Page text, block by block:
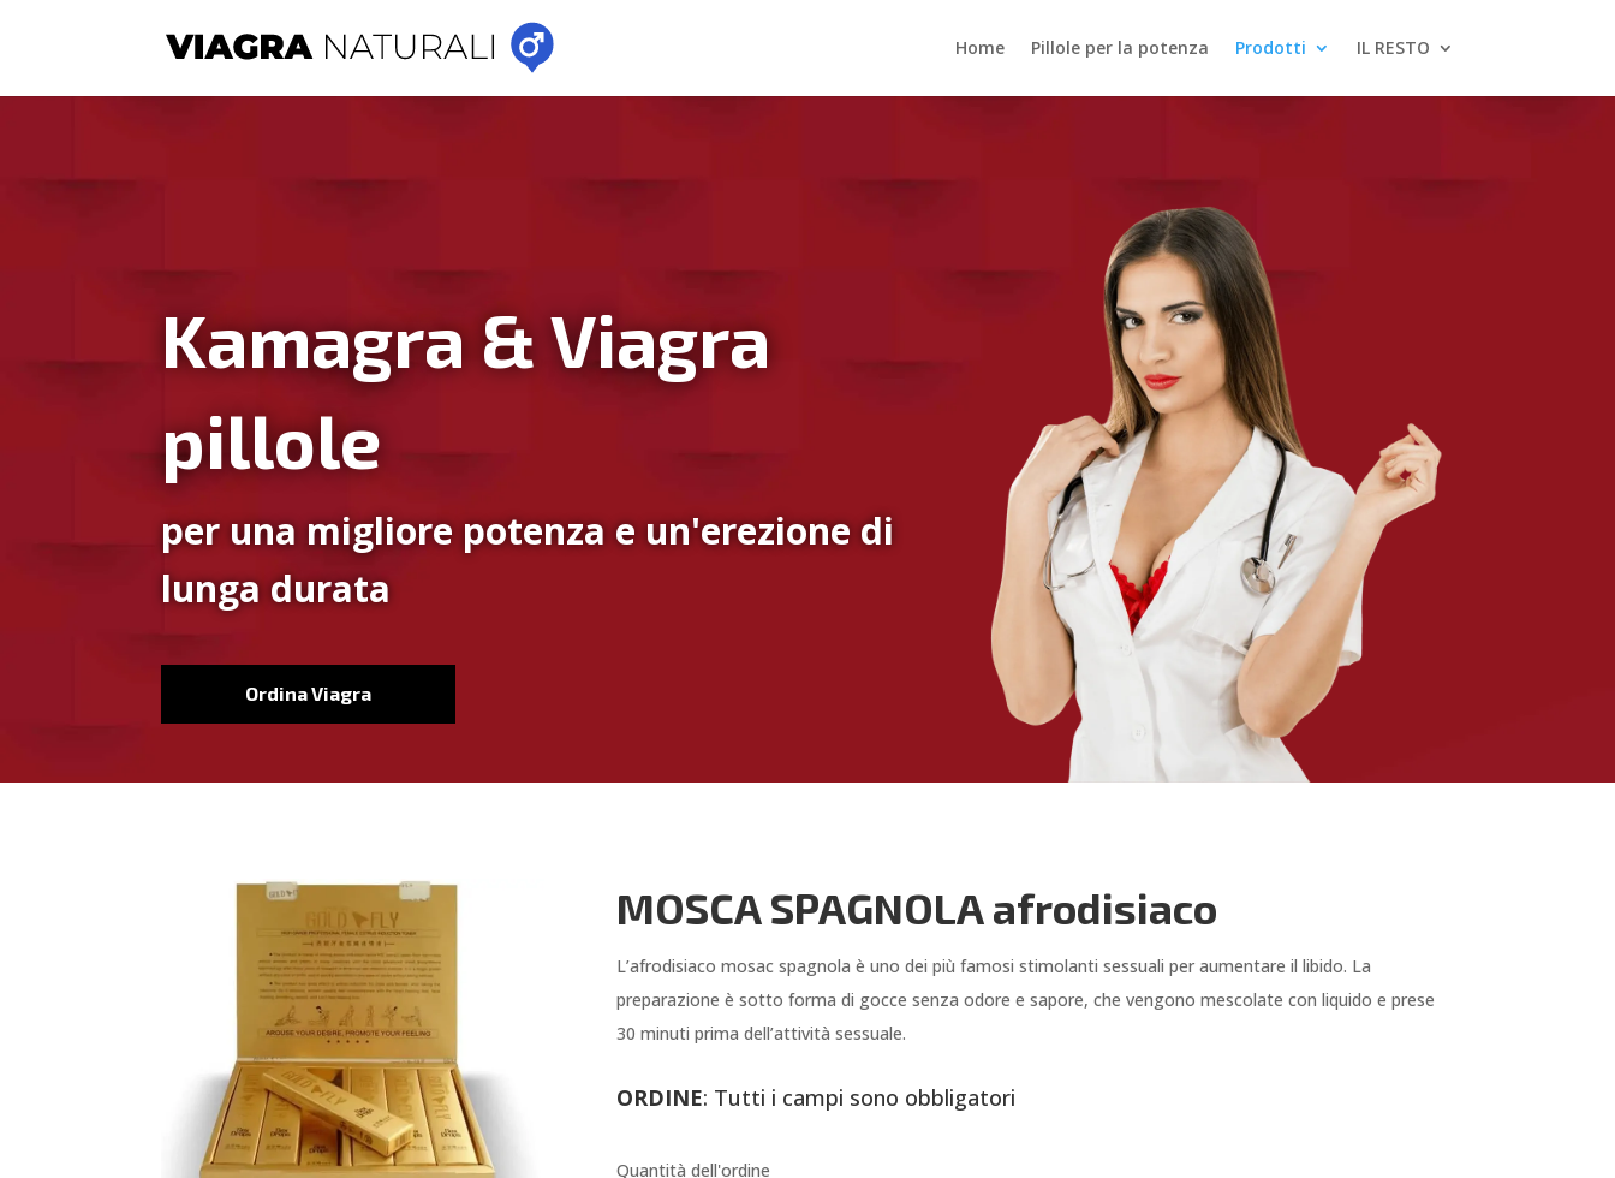
Home Pillole per la potenza Prodotti IL RESTO
Kamagra & Viagra
pillole
per una migliore potenza e un'erezione di
lunga durata
Ordina Viagra
MOSCA SPAGNOLA afrodisiaco
L’afrodisiaco mosac spagnola è uno dei più famosi stimolanti sessuali per aumentare il libido. La
preparazione è sotto forma di gocce senza odore e sapore, che vengono mescolate con liquido e prese
30 minuti prima dell’attività sessuale.
ORDINE: Tutti i campi sono obbligatori
Quantità dell'ordine